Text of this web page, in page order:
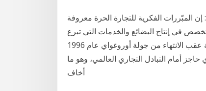
إن المبّررات الفكرية للتجارة الحرة معروفة
في إنتاج البضائع والخدمات التي تبرع
في إنتاجها وجاء الإعلان عن تأسيس منظمة التجارة العالمية عقب الانتهاء من جولة أوروغواي عام 1996
أمام التبادل التجاري العالمي، وهو ما
أخاف